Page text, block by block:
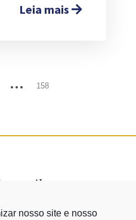
Leia mais
… 158
nosso site e nosso